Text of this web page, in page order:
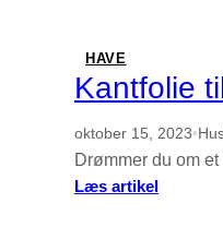
til
din
søvn
HAVE
Kantfolie
oktober 15, 2023•
Drømmer du om
Læs artikel: